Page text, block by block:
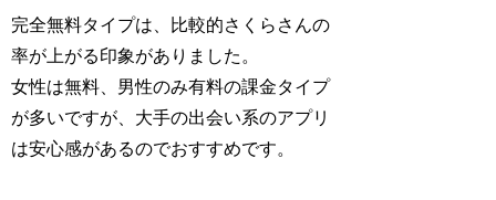
完全無料タイプは、比較的さくらさんの
率が上がる印象がありました。
女性は無料、男性のみ有料の課金タイプ
が多いですが、大手の出会い系のアプリ
は安心感があるのでおすすめです。